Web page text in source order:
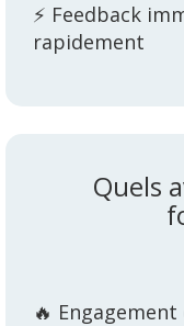
⚡ Feedback
rapidement
Quels
🔥